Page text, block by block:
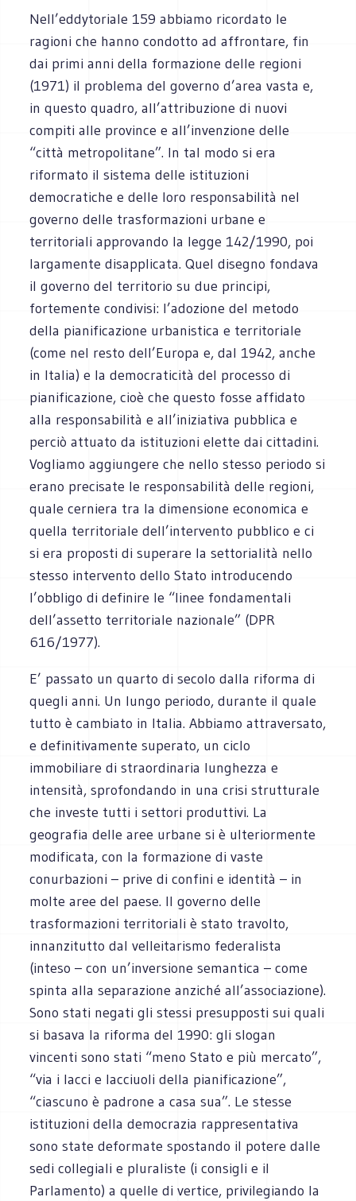
Nell’eddytoriale 159 abbiamo ricordato le
ragioni che hanno condotto ad affrontare, fin
dai primi anni della formazione delle regioni
(1971) il problema del governo d’area vasta e,
in questo quadro, all’attribuzione di nuovi
compiti alle province e all’invenzione delle
“città metropolitane”. In tal modo si era
riformato il sistema delle istituzioni
democratiche e delle loro responsabilità nel
governo delle trasformazioni urbane e
territoriali approvando la legge 142/1990, poi
largamente disapplicata. Quel disegno fondava
il governo del territorio su due principi,
fortemente condivisi: l’adozione del metodo
della pianificazione urbanistica e territoriale
(come nel resto dell’Europa e, dal 1942, anche
in Italia) e la democraticità del processo di
pianificazione, cioè che questo fosse affidato
alla responsabilità e all’iniziativa pubblica e
perciò attuato da istituzioni elette dai cittadini.
Vogliamo aggiungere che nello stesso periodo si
erano precisate le responsabilità delle regioni,
quale cerniera tra la dimensione economica e
quella territoriale dell’intervento pubblico e ci
si era proposti di superare la settorialità nello
stesso intervento dello Stato introducendo
l’obbligo di definire le “linee fondamentali
dell’assetto territoriale nazionale” (DPR
616/1977).
E’ passato un quarto di secolo dalla riforma di
quegli anni. Un lungo periodo, durante il quale
tutto è cambiato in Italia. Abbiamo attraversato,
e definitivamente superato, un ciclo
immobiliare di straordinaria lunghezza e
intensità, sprofondando in una crisi strutturale
che investe tutti i settori produttivi. La
geografia delle aree urbane si è ulteriormente
modificata, con la formazione di vaste
conurbazioni – prive di confini e identità – in
molte aree del paese. Il governo delle
trasformazioni territoriali è stato travolto,
innanzitutto dal velleitarismo federalista
(inteso – con un’inversione semantica – come
spinta alla separazione anziché all’associazione).
Sono stati negati gli stessi presupposti sui quali
si basava la riforma del 1990: gli slogan
vincenti sono stati “meno Stato e più mercato”,
“via i lacci e lacciuoli della pianificazione”,
“ciascuno è padrone a casa sua”. Le stesse
istituzioni della democrazia rappresentativa
sono state deformate spostando il potere dalle
sedi collegiali e pluraliste (i consigli e il
Parlamento) a quelle di vertice, privilegiando la